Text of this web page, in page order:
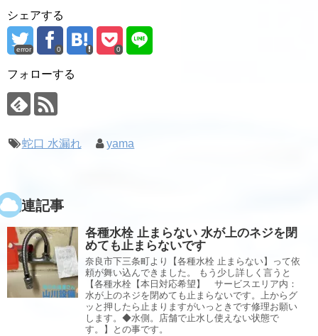
シェアする
error 0 0
フォローする
蛇口 水漏れ yama
関連記事
各種水栓 止まらない 水が上のネジを閉
めても止まらないです
奈良市下三条町より【各種水栓 止まらない】って依
頼が舞い込んできました。 もう少し詳しく言うと
【各種水栓【本日対応希望】 サービスエリア内：
水が上のネジを閉めても止まらないです。上からグ
ッと押したら止まりますがいっときです修理お願い
します。◆水側。店舗で止水し使えない状態で
す。】との事です。